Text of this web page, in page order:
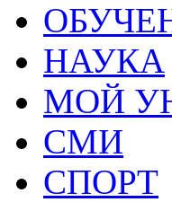
НАУКА
МОЙ
СМИ
СПОРТ